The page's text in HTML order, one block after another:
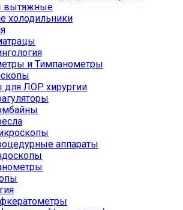
холодильники
и Тимпанометры
для ЛОР хирургии
аппараты